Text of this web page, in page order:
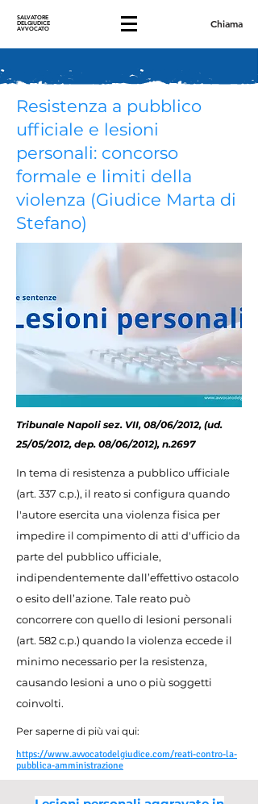
SALVATORE
DELGIUDICE
AVVOCATO Chiama
Resistenza a pubblico
ufficiale e lesioni
personali: concorso
formale e limiti della
violenza (Giudice Marta di
Stefano)
Tribunale Napoli sez. VII, 08/06/2012, (ud.
25/05/2012, dep. 08/06/2012), n.2697
In tema di resistenza a pubblico ufficiale
(art. 337 c.p.), il reato si configura quando
l'autore esercita una violenza fisica per
impedire il compimento di atti d'ufficio da
parte del pubblico ufficiale,
indipendentemente dall’effettivo ostacolo
o esito dell’azione. Tale reato può
concorrere con quello di lesioni personali
(art. 582 c.p.) quando la violenza eccede il
minimo necessario per la resistenza,
causando lesioni a uno o più soggetti
coinvolti.
Per saperne di più vai qui:
https://www.avvocatodelgiudice.com/reati-contro-la-
pubblica-amministrazione